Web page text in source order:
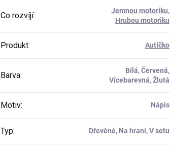
Co rozvíjí: Jemnou motoriku,
Hrubou motoriku
Produkt: Autíčko
Barva:
Bílá, Červená,
Vícebarevná, Žlutá
Motiv: Nápis
Typ: Dřevěné, Na hraní, V setu